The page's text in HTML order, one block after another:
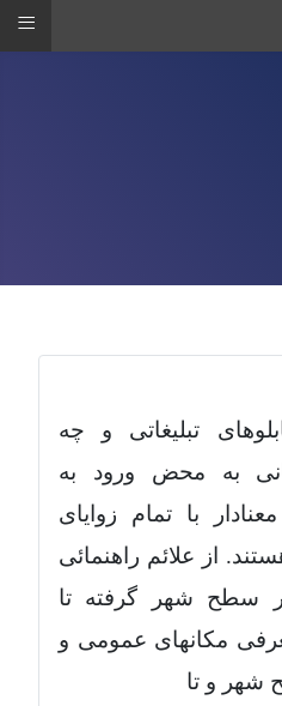
تبلیغاتی و چه
به محض ورود به
با تمام زوایای
از علائم راهنمائی
سطح شهر گرفته تا
مکانهای عمومی و
شهر و تا
≡